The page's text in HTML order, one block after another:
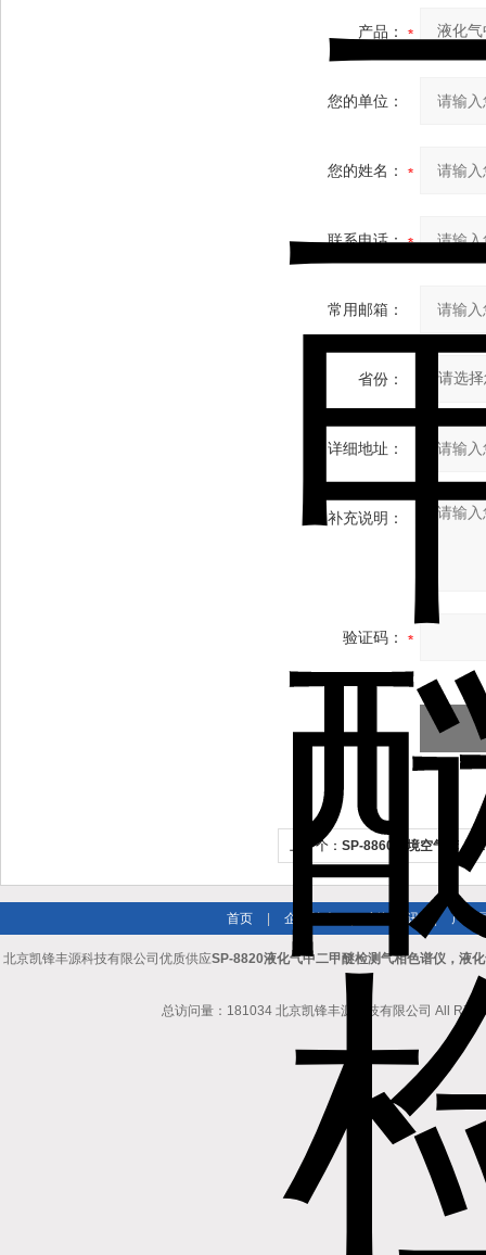
产品：
您的单位：
您的姓名：
联系电话：
常用邮箱：
省份：
详细地址：
补充说明：
验证码：
上一个： SP-8860环境空气苯，
相色谱仪
首页 企业简介 新闻资讯 | 产品
北京凯锋丰源科技有限公司优质供应SP-8820液化气中二甲醚检测气相色谱仪，液
总访问量：181034 北京凯锋丰源科技有限公司 All